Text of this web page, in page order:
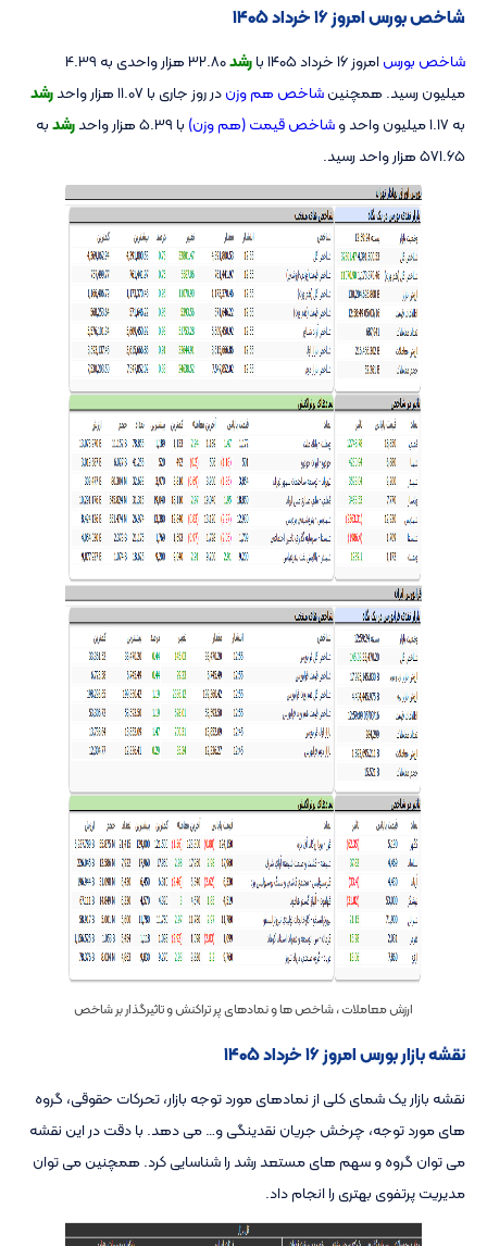
شاخص بورس امروز ۱۶ خرداد ۱۴۰۵
شاخص بورسامروز ۱۶ خرداد ۱۴۰۵ با رشد
32.80 هزار واحدی به 4.39
میلیون رسید. همچنینشاخص هم وزندر روز جاری با 11.07 هزار واحد
رشد
به 1.17 میلیون واحد و
شاخص قیمت (هم وزن) با 5.39 هزار واحد رشدبه
571.65 هزار واحد رسید.
ارزش معاملات ، شاخص ها و نمادهای پر تراکنش و تاثیرگذار بر شاخص
نقشه بازار بورس امروز ۱۶ خرداد ۱۴۰۵
نقشه بازار یک شمای کلی از نمادهای مورد توجه بازار، تحرکات حقوقی، گروه
های مورد توجه، چرخش جریان نقدینگی و… می دهد. با دقت در این نقشه
می توان گروه و سهم های مستعد رشد را شناسایی کرد. همچنین می توان
مدیریت پرتفوی بهتری را انجام داد.